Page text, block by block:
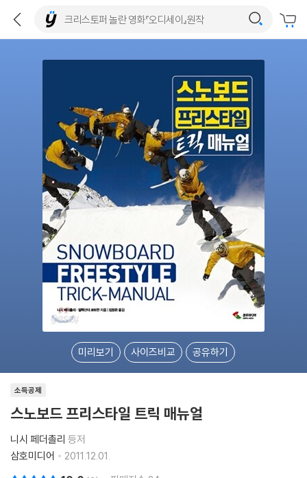
미리보기 사이즈비교 공유하기
소득공제
스노보드 프리스타일 트릭 매뉴얼
니시 페더촐리 등저
삼호미디어
2011.12.01.